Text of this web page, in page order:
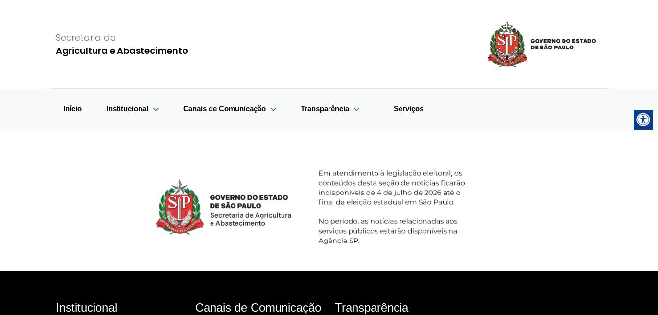
Secretaria de
Agricultura e Abastecimento
Início Institucional Canais de Comunicação Transparência Serviços
Institucional Canais de Comunicação Transparência